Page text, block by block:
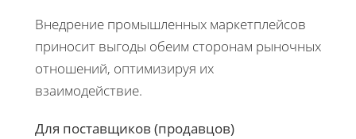
Внедрение промышленных маркетплейсов
приносит выгоды обеим сторонам рыночных
отношений, оптимизируя их
взаимодействие.
Для поставщиков (продавцов)